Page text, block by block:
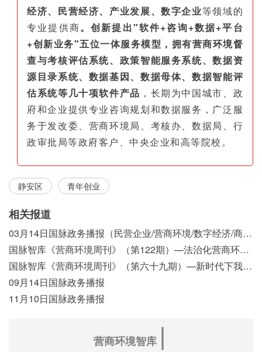
经济、民营经济、产业发展、数字企业等领域的
专业提供商。创新提出"软件+咨询+数据+平台
+创新业务"五位一体服务模型，拥有营商环境督
查与考核评估系统、政策智能服务系统、数据资
源目录系统、数据基因、数据母体、数据智能评
估系统等几十项软件产品 ，长期为中国城市、政
府和企业提供专业咨询规划和数据服务，广泛服
务于发改委、营商环境局、考核办、数据局、行
政审批局等政府客户、中央企业和高等院校。
静安区 青年创业
相关报道
03月14日国脉政务播报（民营企业/营商环境/数字经济/商事制度改革）
国脉智库《营商环境周刊》（第122期）—法治化营商环境视域下我国行政执法公示制度浅析
国脉智库《营商环境周刊》（第六十九期）—新时代下我国营商环境标准体系构建初探
09月14日国脉政务播报
11月10日国脉政务播报
营商环境智库